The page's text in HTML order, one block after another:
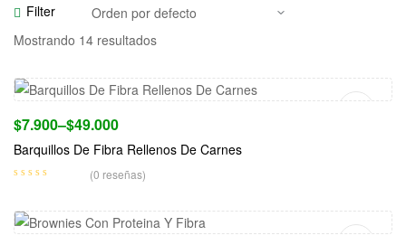
Filter
Mostrando 14 resultados
$7.900–$49.000
Barquillos De Fibra Rellenos De Carnes
(0 reseñas)
Seleccionar Opciones